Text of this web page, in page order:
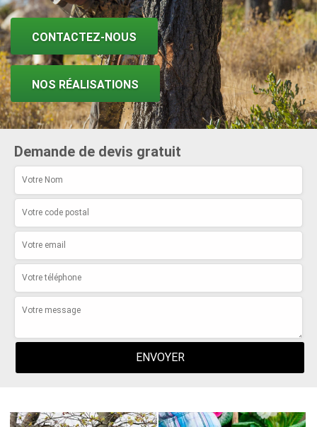
CONTACTEZ-NOUS
NOS RÉALISATIONS
Demande de devis gratuit